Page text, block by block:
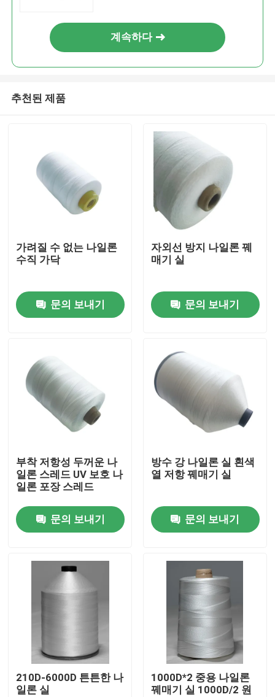
제품
비디오
우리 에 관한 것
공장 투어
품질 관리
저희와 연락
고강력 폴리에스터 쓰레드
고강도 폴리에스터 필라멘트 실
계속하다
추천된 제품
가려질 수 없는 나일론
수직 가닥
문의 보내기
자외선 방지 나일론 꿰
매기 실
문의 보내기
부착 저항성 두꺼운 나
일론 스레드 UV 보호 나
일론 포장 스레드
문의 보내기
방수 강 나일론 실 흰색
열 저항 꿰매기 실
문의 보내기
210D-6000D 튼튼한 나
일론 실
1000D*2 중용 나일론
꿰매기 실 1000D/2 원